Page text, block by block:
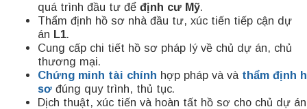
quá trình đầu tư để định cư Mỹ.
Thẩm định hồ sơ nhà đầu tư, xúc tiến tiếp cận dự
án L1.
Cung cấp chi tiết hồ sơ pháp lý về chủ dự án, chủ
thương mại.
Chứng minh tài chính hợp pháp và và thẩm định
sơ đúng quy trình, thủ tục.
Dịch thuật, xúc tiến và hoàn tất hồ sơ cho chủ dự án